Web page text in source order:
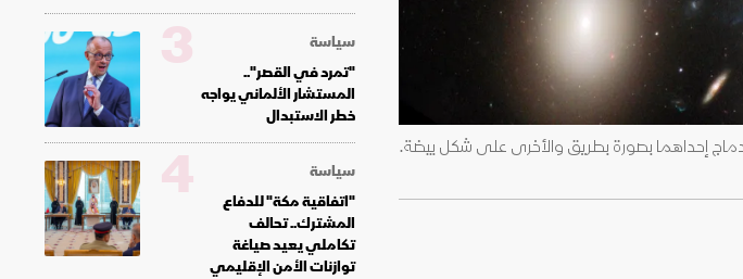
إحداهما بصورة بطريق والأخرى على شكل بيضة.
سياسة
"تمرد في القصر"..
المستشار الألماني يواجه
خطر الاستبدال
3
سياسة
"اتفاقية مكة" للدفاع
المشترك.. تحالف
تكاملي يعيد صياغة
توازنات الأمن الإقليمي
4